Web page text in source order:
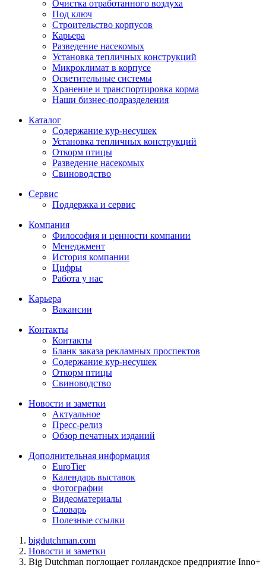
Очистка отработанного воздуха
Под ключ
Строительство корпусов
Карьера
Разведение насекомых
Установка тепличных конструкций
Микроклимат в корпусе
Осветительные системы
Хранение и транспортировка корма
Наши бизнес-подразделения
Каталог
Содержание кур-несушек
Установка тепличных конструкций
Откорм птицы
Разведение насекомых
Свиноводство
Сервис
Поддержка и сервис
Компания
Философия и ценности компании
Менеджмент
История компании
Цифры
Работа у нас
Карьера
Вакансии
Контакты
Контакты
Бланк заказа рекламных проспектов
Содержание кур-несушек
Откорм птицы
Свиноводство
Новости и заметки
Актуальное
Пресс-релиз
Обзор печатных изданий
Дополнительная информация
EuroTier
Календарь выставок
Фотографии
Видеоматериалы
Словарь
Полезные ссылки
bigdutchman.com
Новости и заметки
Big Dutchman поглощает голландское предприятие Inno+